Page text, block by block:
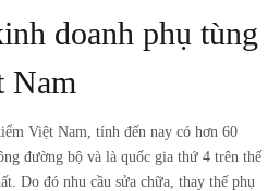
doanh phụ tùng
Nam
Việt Nam, tính đến nay có hơn 60
đường bộ và là quốc gia thứ 4 trên thế
Do đó nhu cầu sửa chữa, thay thế phụ